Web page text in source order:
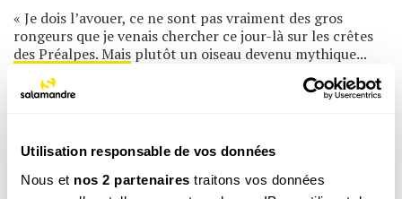
Utilisation responsable de vos données
Nous et nos 2 partenaires traitons vos données
« Je dois l’avouer, ce ne sont pas vraiment des gros
rongeurs que je venais chercher ce jour-là sur les crêtes
des Préalpes. Mais plutôt un oiseau devenu mythique...
Juste un regard
est bien calme. Seuls deux cormorans et un grèbe huppé
P’TIT +WEB